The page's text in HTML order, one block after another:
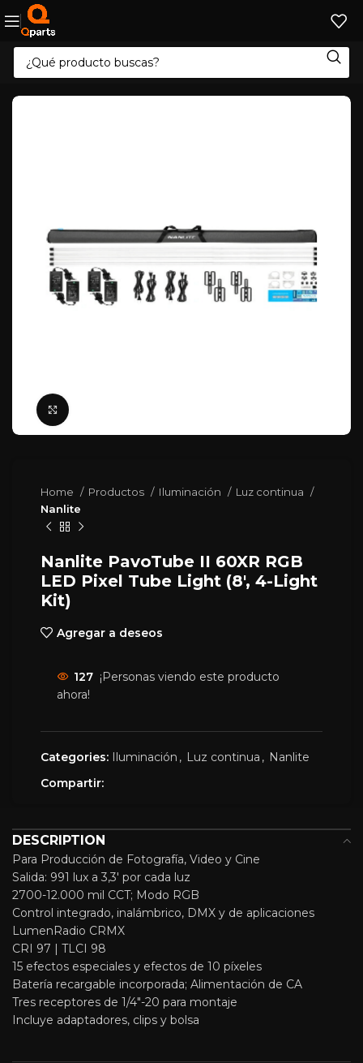
Home Productos Iluminación
Luz continua
Nanlite
Nanlite PavoTube II 60XR RGB
LED Pixel Tube Light (8′, 4-Light
Kit)
Agregar a deseos
127 ¡Personas viendo este producto
ahora!
Categories: Iluminación , Luz continua , Nanlite
Compartir:
DESCRIPTION
Para Producción de Fotografía, Video y Cine
Salida: 991 lux a 3,3′ por cada luz
2700-12.000 mil CCT; Modo RGB
Control integrado, inalámbrico, DMX y de aplicaciones
LumenRadio CRMX
CRI 97 | TLCI 98
15 efectos especiales y efectos de 10 píxeles
Batería recargable incorporada; Alimentación de CA
Tres receptores de 1/4″-20 para montaje
Incluye adaptadores, clips y bolsa